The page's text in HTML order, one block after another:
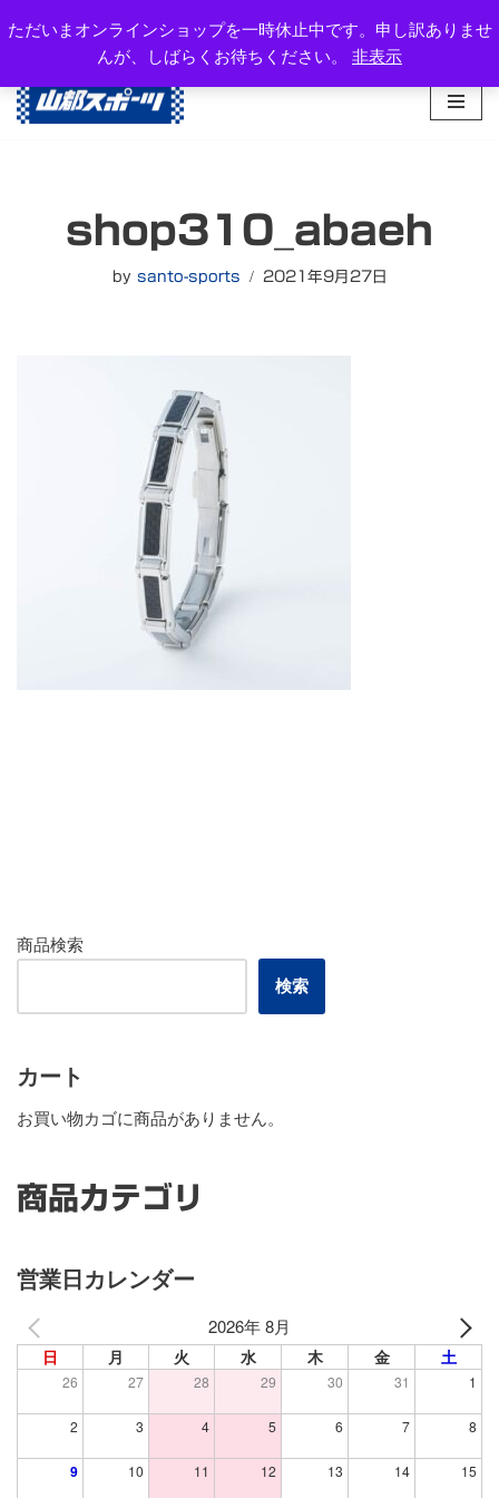
ただいまオンラインショップを一時休止中です。申し訳ありませ
んが、しばらくお待ちください。 非表示
ン
テ
岐阜県高山市西之一色町3-1081-2
TEL：0577-34-3434
shop310_abaeh
by santo-sports 2021年9月27日
商品検索
検索
カート
お買い物カゴに商品がありません。
商品カテゴリ
営業日カレンダー
2026年 8月
日 月 火 水 木 金 土
26 27 28 29 30 31 1
2 3 4 5 6 7 8
9 10 11 12 13 14 15